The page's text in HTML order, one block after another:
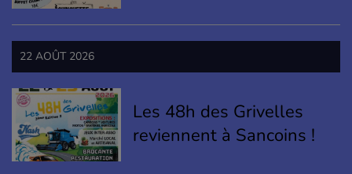
22 AOÛT 2026
Les 48h des Grivelles
reviennent à Sancoins !